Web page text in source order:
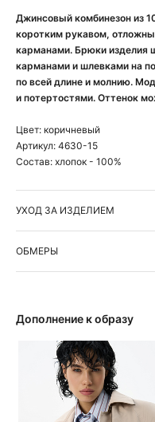
Джинсовый комбинезон из
коротким рукавом,
карманами. Брюки изделия
карманами и шлевками на
по всей длине и молнию.
и потертостями. Оттенок
Цвет: коричневый
Артикул: 4630-15
Состав: хлопок - 100%
УХОД ЗА ИЗДЕЛИЕМ
ОБМЕРЫ
Дополнение к образу